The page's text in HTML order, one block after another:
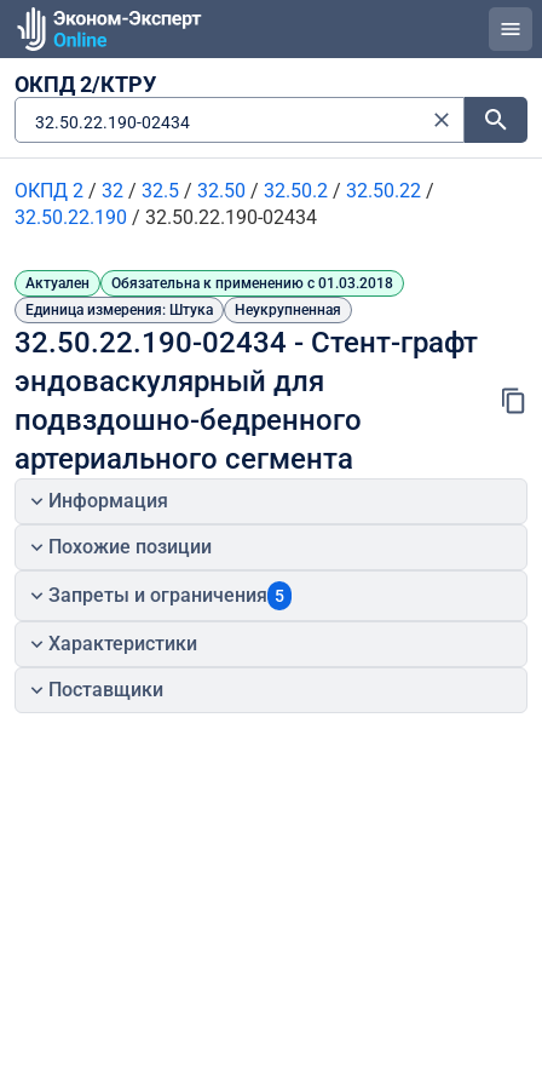
ОКПД 2/КТРУ
32.50.22.190-02434
ОКПД 2 / 32 / 32.5 / 32.50 / 32.50.2 / 32.50.22 /
32.50.22.190 / 32.50.22.190-02434
Актуален
Обязательна к применению с 01.03.2018
Единица измерения: Штука
Неукрупненная
32.50.22.190-02434 - Стент-графт
эндоваскулярный для
подвздошно-бедренного
артериального сегмента
Информация
Похожие позиции
Запреты и ограничения 5
Характеристики
Поставщики